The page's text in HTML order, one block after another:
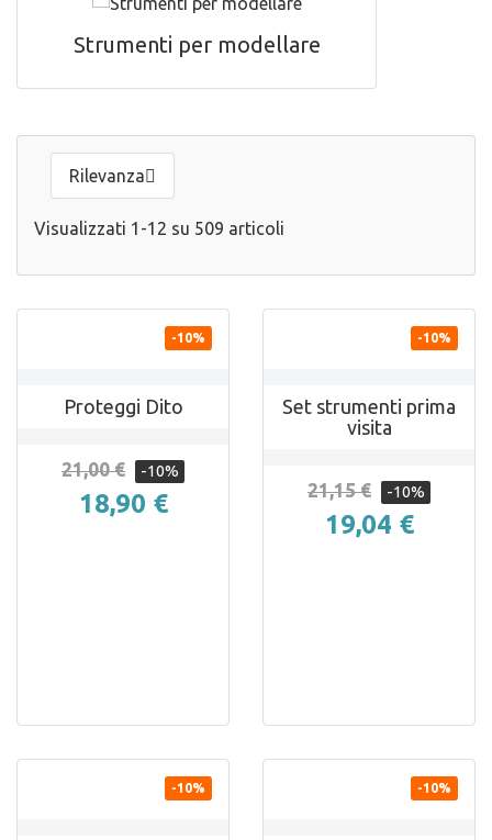
Strumenti per modellare
Rilevanza
Visualizzati 1-12 su 509 articoli
-10%

Proteggi Dito
21,00 € -10%
18,90 €
-10%

Set strumenti prima
visita
21,15 € -10%
19,04 €
-10%

-10%
